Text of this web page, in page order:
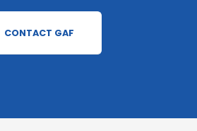
CONTACT GAF